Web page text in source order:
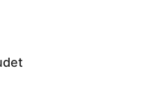
taustalla,
musiikillista